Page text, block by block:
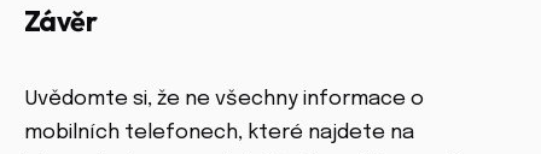
Závěr
Uvědomte si, že ne všechny informace o
mobilních telefonech, které najdete na